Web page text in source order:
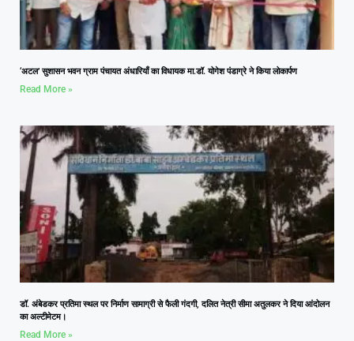
‘अटल’ सुशासन भवन ग्राम पंचायत अंधारियाँ का विधायक मा.डॉ. योगेश पंडाग्रे ने किया लोकार्पण
Read More »
डॉ. अंबेडकर प्रतिमा स्थल पर निर्माण सामाग्री से फैली गंदगी, दलित नेत्री सीमा अतुलकर ने दिया आंदोलन
का अल्टीमेटम।
Read More »